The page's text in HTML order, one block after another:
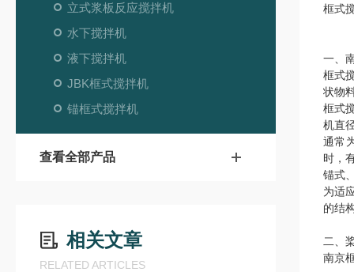
立式浆板反应搅拌机
水下搅拌机
液下搅拌机
JBK框式搅拌机
锚框式搅拌机
查看全部产品
相关文章
RELATED ARTICLES
框式
一、
框式
状物
框式
机直
通常
时，
锚式
为适
的结
二、
南京